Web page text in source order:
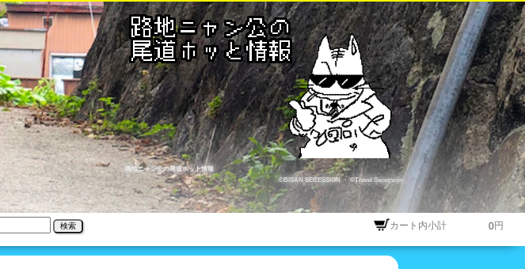
路地ニャン公の尾道ホット情報
©BISAN SECESSION・ ©Travel Secession
検索 カート内小計 円